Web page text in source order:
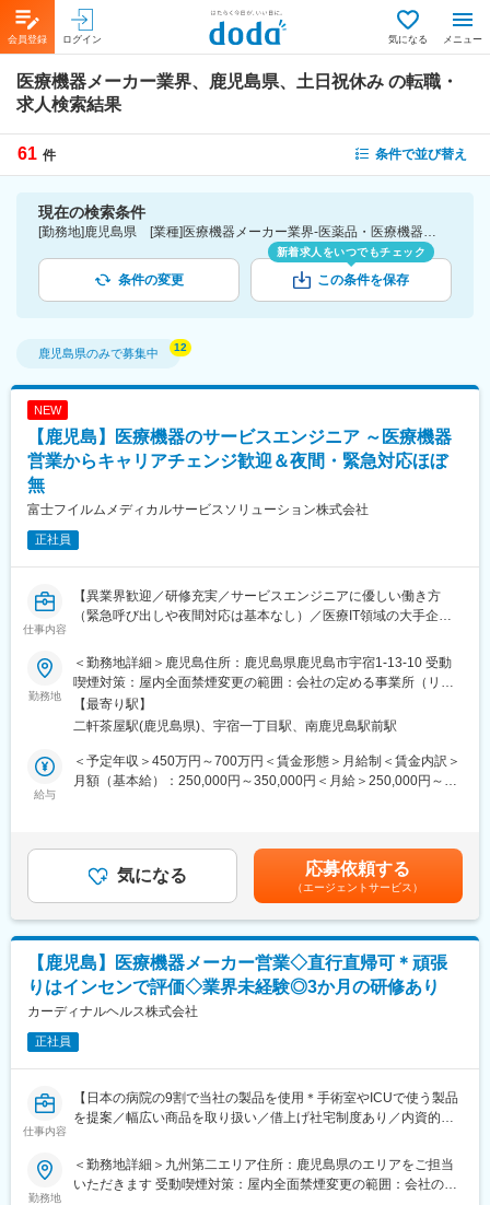
会員登録 ログイン 気になる メニュー
医療機器メーカー業界、鹿児島県、土日祝休み の転職・
求人検索結果
61 件 条件で並び替え
現在の検索条件
[勤務地]鹿児島県 [業種]医療機器メーカー業界-医薬品・医療機器・ライフサイエンス・医療系サービス [詳細条件](休日・働き方)土日祝休み
条件の変更
新着求人をいつでもチェック
この条件を保存
鹿児島県のみで募集中
NEW
【鹿児島】医療機器のサービスエンジニア ～医療機器
営業からキャリアチェンジ歓迎＆夜間・緊急対応ほぼ
無
富士フイルムメディカルサービスソリューション株式会社
正社員
仕事内容
【異業界歓迎／研修充実／サービスエンジニアに優しい働き方
（緊急呼び出しや夜間対応は基本なし）／医療IT領域の大手企業
ぼ無（基本、鹿児島で働けます）】
■職務内容：
同グループの医療機器の設置や、既にご導入頂いているクリニッ
クへの保守サポートを担当するサービスエンジニア職になりま
す。1日の訪問頻度は点検、オンコール呼び出しを含み2～3件程
度になります。
■職務内容詳細：
効率的運用のご提案、開発部門へのフィードバック等、安心して
ユーザーに同社の医療機器をご使用いただけるよう様々な側面か
らサービス＆サポートするポジションです。 サポート＆サービス
■研修制度について：
研修センターがあり、機械を実際に解体したり、組み立てたりす
る研修や、実際にコールセンターに届くお問い合わせ内容を把握
していただくための研修もございます。その他、先輩社員との
OJTもじっくり行っており、1人前になるまで手厚くサポート致し
ます。未経験の方でも安心してキャッチアップいただけるよう充
実した研修制度をご用意しています。
■取得できるスキルについて：
X線診断装置や医療ITシステム等の幅広い製品がありますので、幅
広く多くのスキルを習得可能です。デジタル化・ネットワーク化
クに関してのスキルも活用される場面も多く、医療機器という枠
にとどまらない幅広いスキルを磨けます。
勤務地
＜勤務地詳細＞鹿児島住所：鹿児島県鹿児島市宇宿1-13-10 受動
喫煙対策：屋内全面禁煙変更の範囲：会社の定める事業所（リモ
ートワーク含む）
【最寄り駅】
二軒茶屋駅(鹿児島県)、宇宿一丁目駅、南鹿児島駅前駅
給与
＜予定年収＞450万円～700万円＜賃金形態＞月給制＜賃金内訳＞
月額（基本給）：250,000円～350,000円＜月給＞250,000円～
気になる 応募依頼する
（エージェントサービス）
【鹿児島】医療機器メーカー営業◇直行直帰可＊頑張
りはインセンで評価◇業界未経験◎3か月の研修あり
カーディナルヘルス株式会社
正社員
仕事内容
【日本の病院の9割で当社の製品を使用＊手術室やICUで使う製品
を提案／幅広い商品を取り扱い／借上げ社宅制度あり／内資的風
■業務内容
勤務地
＜勤務地詳細＞九州第二エリア住所：鹿児島県のエリアをご担当
いただきます 受動喫煙対策：屋内全面禁煙変更の範囲：会社の定